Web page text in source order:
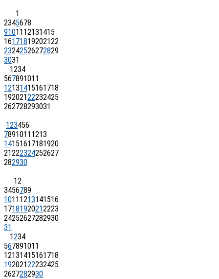
1
2345678
9101112131415
16171819202122
23242526272829
3031
1234
567891011
12131415161718
19202122232425
262728293031
123456
78910111213
14151617181920
21222324252627
282930
12
3456789
10111213141516
17181920212223
24252627282930
31
1234
567891011
12131415161718
19202122232425
2627282930